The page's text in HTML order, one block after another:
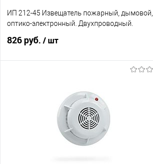
ИП 212-45 Извещатель пожарный, дымовой,
оптико-электронный. Двухпроводный.
826 руб. / шт
Купить в 1 клик
К сравнению
Под заказ